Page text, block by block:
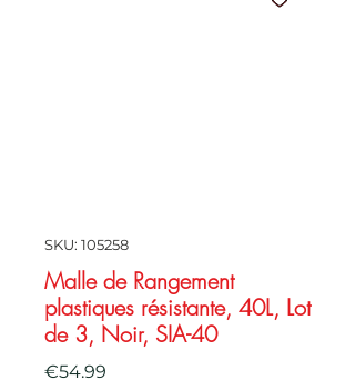
SKU: 105258
Malle de Rangement
plastiques résistante, 40L, Lot
de 3, Noir, SIA-40
€54.99